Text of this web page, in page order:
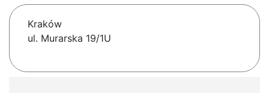
Kraków
ul. Murarska 19/1U